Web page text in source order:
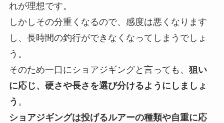
れが理想です。
しかしその分重くなるので、感度は悪くなります
し、長時間の釣行ができなくなってしまうでしょ
う。
そのため一口にショアジギングと言っても、 狙い
に応じ、硬さや長さを選び分けるようにしましょ
う 。
ショアジギングは投げるルアーの種類や自重に応